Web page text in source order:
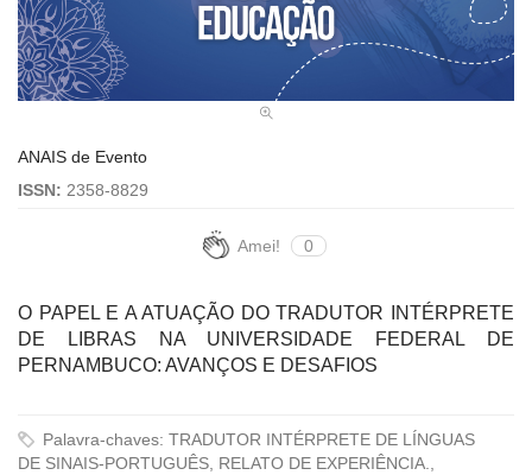
ANAIS de Evento
ISSN: 2358-8829
Amei! 0
O PAPEL E A ATUAÇÃO DO TRADUTOR INTÉRPRETE
DE LIBRAS NA UNIVERSIDADE FEDERAL DE
PERNAMBUCO: AVANÇOS E DESAFIOS
Palavra-chaves: TRADUTOR INTÉRPRETE DE LÍNGUAS
DE SINAIS-PORTUGUÊS, RELATO DE EXPERIÊNCIA.,